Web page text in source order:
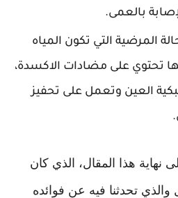
بالعمى.
المرضية التي تكون المياه
تحتوي على مضادات الاكسدة،
العين وتعمل على تحفيز
نهاية هذا المقال، الذي كان
والذي تحدثنا فيه عن فوائده